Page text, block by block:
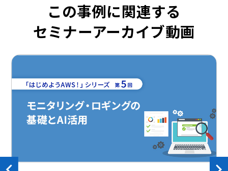
この事例に関連する
セミナーアーカイブ動画